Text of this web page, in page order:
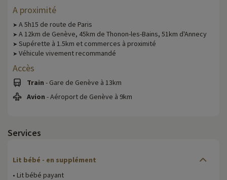
A proximité
➤ A 5h15 de route de Paris
➤ A 12km de Genève, 45km de Thonon-les-Bains, 51km d'Annecy
➤ Supérette à 1.5km et commerces à proximité
➤ Véhicule vivement recommandé
Accès
Train - Gare de Genève à 13km
Avion - Aéroport de Genève à 9km
Services
Lit bébé - en supplément
• Lit bébé payant